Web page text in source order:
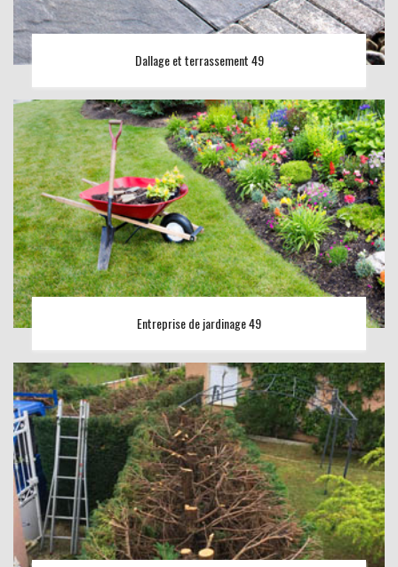
Dallage et terrassement 49
Entreprise de jardinage 49